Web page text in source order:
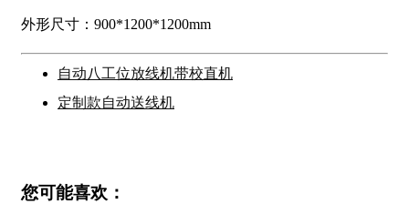
外形尺寸：900*1200*1200mm
自动八工位放线机带校直机
定制款自动送线机
您可能喜欢：